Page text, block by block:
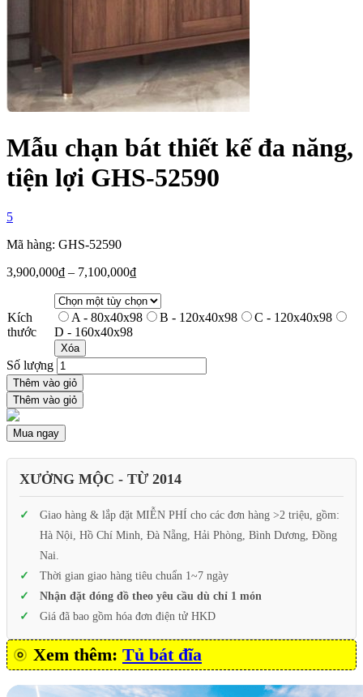
Mẫu chạn bát thiết kế đa năng,
tiện lợi GHS-52590
5
Mã hàng: GHS-52590
3,900,000₫ – 7,100,000₫
Kích
thước
A - 80x40x98 B - 120x40x98
C - 120x40x98
D - 160x40x98
Xóa
Số lượng
Thêm vào giỏ
Thêm vào giỏ
Mua ngay
XƯỞNG MỘC - TỪ 2014
Giao hàng & lắp đặt MIỄN PHÍ cho các đơn hàng >2 triệu, gồm:
Hà Nội, Hồ Chí Minh, Đà Nẵng, Hải Phòng, Bình Dương, Đồng
Nai.
Thời gian giao hàng tiêu chuẩn 1~7 ngày
Nhận đặt đóng đồ theo yêu cầu dù chỉ 1 món
Giá đã bao gồm hóa đơn điện tử HKD
Xem thêm: Tủ bát đĩa